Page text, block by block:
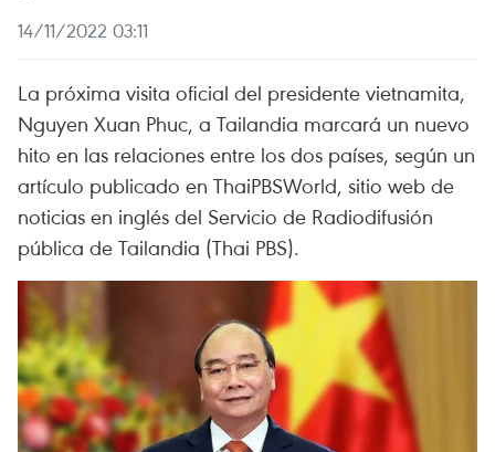
14/11/2022 03:11
La próxima visita oficial del presidente vietnamita,
Nguyen Xuan Phuc, a Tailandia marcará un nuevo
hito en las relaciones entre los dos países, según un
artículo publicado en ThaiPBSWorld, sitio web de
noticias en inglés del Servicio de Radiodifusión
pública de Tailandia (Thai PBS).